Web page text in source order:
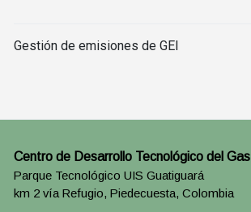
Gestión de emisiones de GEI
Centro de Desarrollo Tecnológico del Gas
Parque Tecnológico UIS Guatiguará
km 2 vía Refugio, Piedecuesta, Colombia